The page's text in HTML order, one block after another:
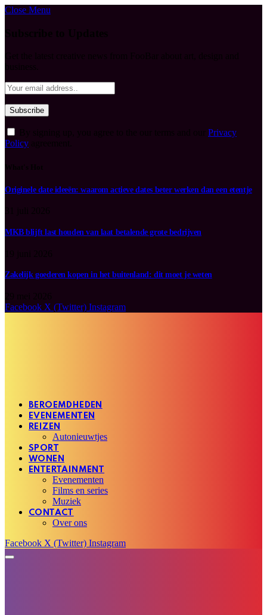
Close Menu
Privacy
Policy
Originele date ideeën: waarom actieve dates beter werken dan een etentje
MKB blijft last houden van laat betalende grote bedrijven
Zakelijk goederen kopen in het buitenland: dit moet je weten
Facebook X (Twitter) Instagram
BEROEMDHEDEN
EVENEMENTEN
REIZEN
Autonieuwtjes
SPORT
WONEN
ENTERTAINMENT
Evenementen
Films en series
Muziek
CONTACT
Over ons
Facebook X (Twitter) Instagram